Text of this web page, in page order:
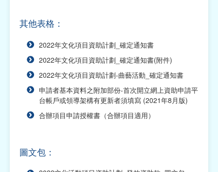
2025年交流活動資助計劃（已截止申請）
2025年福包項目資助計劃（已截止申請）
2025年綜合資助計劃（已截止申請）
2025年學術項目資助計劃（已截止申請）
2025年社區活動資助計劃（已截止申請）
2024年資助計劃（已截止申請）
其他表格：
2022年文化項目資助計劃_確定通知書
2022年文化項目資助計劃_確定通知書(附件)
2022年文化項目資助計劃-曲藝活動_確定通知書
申請者基本資料之附加部份-首次開立網上資助申請平
台帳戶或領導架構有更新者須填寫 (2021年8月版)
合辦項目申請授權書（合辦項目適用）
圖文包：